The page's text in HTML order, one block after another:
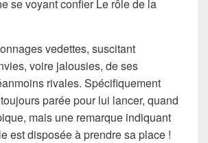
se voyant confier Le rôle de la
vedettes, suscitant
voire jalousies, de ses
rivales. Spécifiquement
parée pour lui lancer, quand
mais une remarque indiquant
est disposée à prendre sa place !